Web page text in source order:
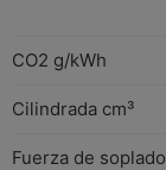
CO2 g/kWh
Cilindrada cm³
Fuerza de